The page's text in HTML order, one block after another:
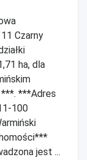
Czarny
ha, dla
***Adres
100
jest ...